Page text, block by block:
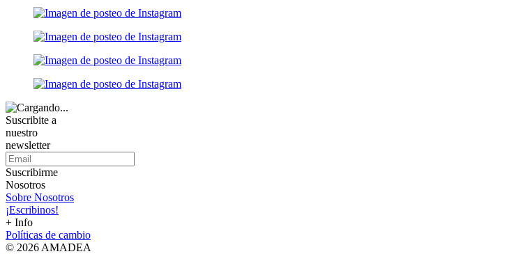
Suscribite a
nuestro
newsletter
Suscribirme
Nosotros
Sobre Nosotros
¡Escribinos!
+ Info
Políticas de cambio
© 2026 AMADEA